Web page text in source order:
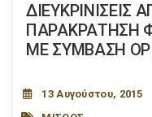
ΔΙΕΥΚΡΙΝΙΣΕΙΣ
ΠΑΡΑΚΡΑΤΗΣΗ
ΜΕ ΣΥΜΒΑΣΗ
13 Αυγούστου, 2015